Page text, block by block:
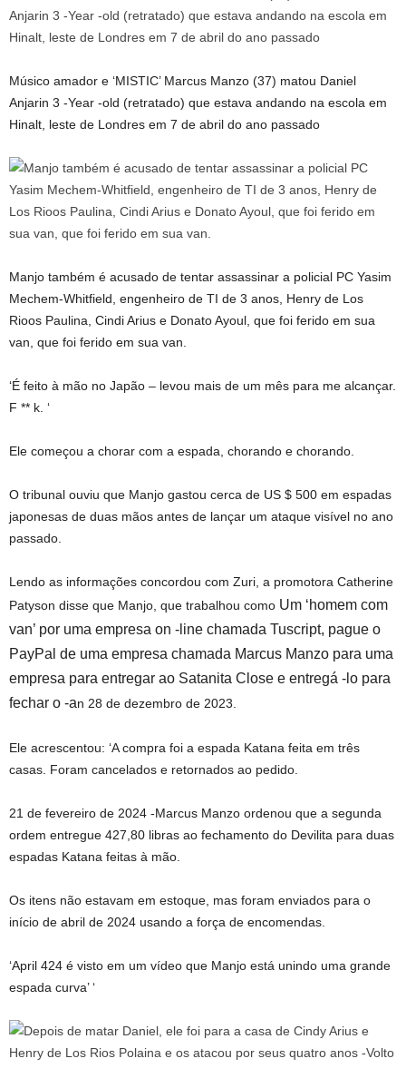
Músico amador e ‘MISTIC’ Marcus Manzo (37) matou Daniel
Anjarin 3 -Year -old (retratado) que estava andando na escola em
Hinalt, leste de Londres em 7 de abril do ano passado
Manjo também é acusado de tentar assassinar a policial PC Yasim
Mechem-Whitfield, engenheiro de TI de 3 anos, Henry de Los
Rioos Paulina, Cindi Arius e Donato Ayoul, que foi ferido em sua
van, que foi ferido em sua van.
‘É feito à mão no Japão – levou mais de um mês para me alcançar.
F ** k. ‘
Ele começou a chorar com a espada, chorando e chorando.
O tribunal ouviu que Manjo gastou cerca de US $ 500 em espadas
japonesas de duas mãos antes de lançar um ataque visível no ano
passado.
Lendo as informações concordou com Zuri, a promotora Catherine
Patyson disse que Manjo, que trabalhou como Um ‘homem com
van’ por uma empresa on -line chamada Tuscript, pague o
PayPal de uma empresa chamada Marcus Manzo para uma
empresa para entregar ao Satanita Close e entregá -lo para
fechar o -an 28 de dezembro de 2023.
Ele acrescentou: ‘A compra foi a espada Katana feita em três
casas. Foram cancelados e retornados ao pedido.
21 de fevereiro de 2024 -Marcus Manzo ordenou que a segunda
ordem entregue 427,80 libras ao fechamento do Devilita para duas
espadas Katana feitas à mão.
Os itens não estavam em estoque, mas foram enviados para o
início de abril de 2024 usando a força de encomendas.
‘April 424 é visto em um vídeo que Manjo está unindo uma grande
espada curva’ ‘